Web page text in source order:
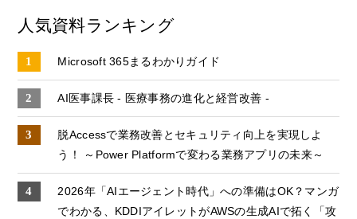
人気資料ランキング
Microsoft 365まるわかりガイド
AI医事課長 - 医療事務の進化と経営改善 -
脱Accessで業務改善とセキュリティ向上を実現しよ
う！ ～Power Platformで変わる業務アプリの未来～
2026年「AIエージェント時代」への準備はOK？マンガ
でわかる、KDDIアイレットがAWSの生成AIで拓く「攻